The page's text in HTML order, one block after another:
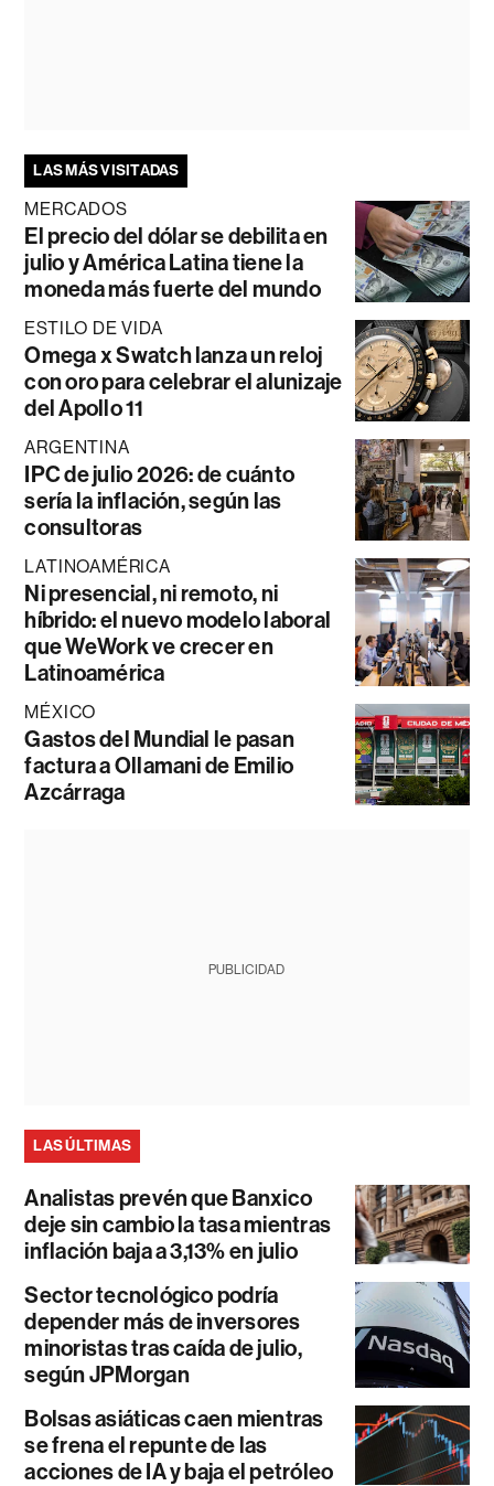
LAS MÁS VISITADAS
MERCADOS
El precio del dólar se debilita en
julio y América Latina tiene la
moneda más fuerte del mundo
ESTILO DE VIDA
Omega x Swatch lanza un reloj
con oro para celebrar el alunizaje
del Apollo 11
ARGENTINA
IPC de julio 2026: de cuánto
sería la inflación, según las
consultoras
LATINOAMÉRICA
Ni presencial, ni remoto, ni
híbrido: el nuevo modelo laboral
que WeWork ve crecer en
Latinoamérica
MÉXICO
Gastos del Mundial le pasan
factura a Ollamani de Emilio
Azcárraga
PUBLICIDAD
LAS ÚLTIMAS
Analistas prevén que Banxico
deje sin cambio la tasa mientras
inflación baja a 3,13% en julio
Sector tecnológico podría
depender más de inversores
minoristas tras caída de julio,
según JPMorgan
Bolsas asiáticas caen mientras
se frena el repunte de las
acciones de IA y baja el petróleo